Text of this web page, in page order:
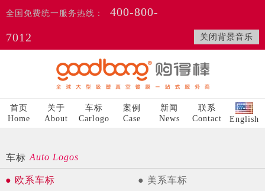
关闭背景音乐
全国免费统一服务热线：
400-800-
7012
首页
Home
关于
About
车标
Carlogo
案例
Case
新闻
News
联系
Contact
English
车标 Auto Logos
● 欧系车标 ● 美系车标